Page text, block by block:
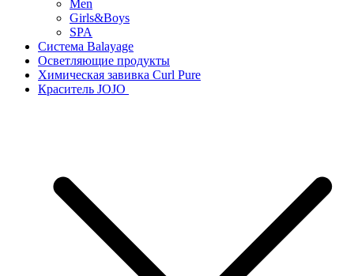
Men
Girls&Boys
SPA
Система Balayage
Осветляющие продукты
Химическая завивка Curl Pure
Краситель JOJO